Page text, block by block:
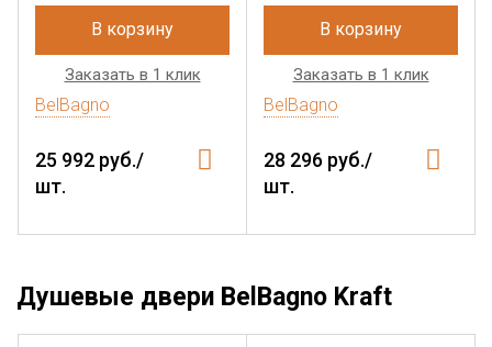
В корзину
Заказать в 1 клик
BelBagno
25 992 руб./
шт.
В корзину
Заказать в 1 клик
BelBagno
28 296 руб./
шт.
Душевые двери BelBagno Kraft